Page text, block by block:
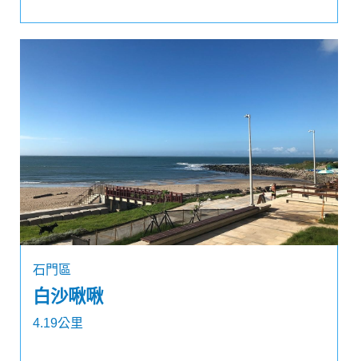
石門區
白沙啾啾
4.19公里